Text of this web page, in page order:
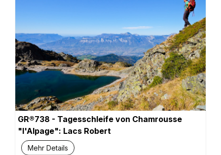
GR®738 - Tagesschleife von Chamrousse
"l'Alpage": Lacs Robert
Mehr Details